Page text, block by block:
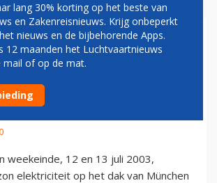
AIRPORT'S
2 Â€˜SOLAR
weekeinde, 12 en 13 juli 2003,
elektriciteit op het dak van München
lang 30% korting op het beste van
en Zakenreisnieuws. Krijg onbeperkt
nieuws en de bijbehorende Apps.
12 maanden het Luchtvaartnieuws
mail of op de mat.